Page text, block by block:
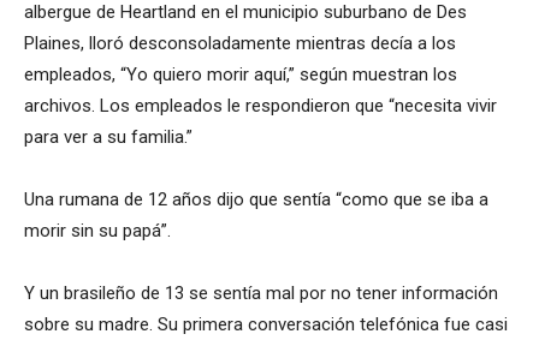
albergue de Heartland en el municipio suburbano de Des
Plaines, lloró desconsoladamente mientras decía a los
empleados, “Yo quiero morir aquí,” según muestran los
archivos. Los empleados le respondieron que “necesita vivir
para ver a su familia.”
Una rumana de 12 años dijo que sentía “como que se iba a
morir sin su papá”.
Y un brasileño de 13 se sentía mal por no tener información
sobre su madre. Su primera conversación telefónica fue casi